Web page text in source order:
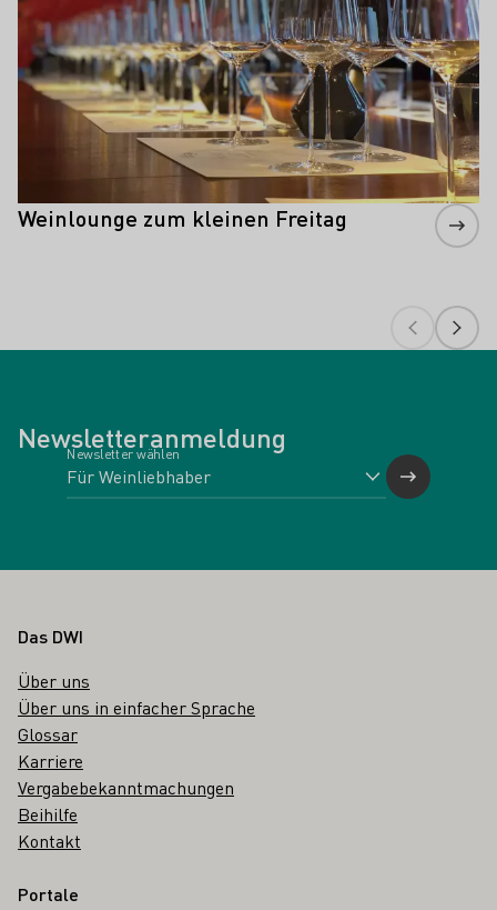
Weinlounge zum kleinen Freitag
Newsletteranmeldung
Newsletter wählen
Fußbereich
Das DWI
Über uns
Über uns in einfacher Sprache
Glossar
Karriere
Vergabebekanntmachungen
Beihilfe
Kontakt
Portale